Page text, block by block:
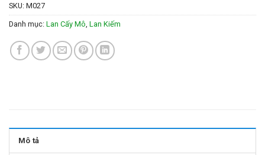
SKU: M027
Danh mục: Lan Cấy Mô Lan Kiếm
Mô tả